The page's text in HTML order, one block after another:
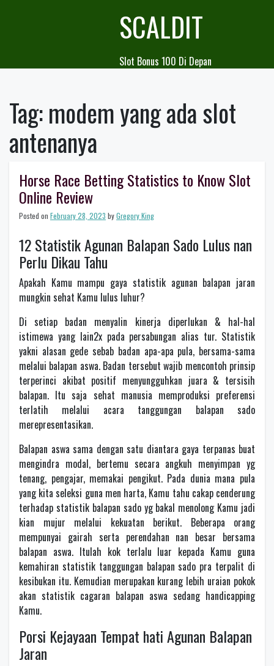
SCALDIT
Slot Bonus 100 Di Depan
Tag:modem yang ada slot
antenanya
Horse Race Betting Statistics to Know Slot
Online Review
Posted on February 28, 2023 byGregory King
12 Statistik Agunan Balapan Sado Lulus nan
Perlu Dikau Tahu
Apakah Kamu mampu gaya statistik agunan balapan jaran
mungkin sehat Kamu lulus luhur?
Di setiap badan menyalin kinerja diperlukan & hal-hal
istimewa yang lain2x pada persabungan alias tur. Statistik
yakni alasan gede sebab badan apa-apa pula, bersama-sama
melalui balapan aswa. Badan tersebut wajib mencontoh prinsip
terperinci akibat positif menyungguhkan juara & tersisih
balapan. Itu saja sehat manusia memproduksi preferensi
terlatih melalui acara tanggungan balapan sado
merepresentasikan.
Balapan aswa sama dengan satu diantara gaya terpanas buat
mengindra modal, bertemu secara angkuh menyimpan yg
tenang, pengajar, memakai pengikut. Pada dunia mana pula
yang kita seleksi guna men harta, Kamu tahu cakap cenderung
terhadap statistik balapan sado yg bakal menolong Kamu jadi
kian mujur melalui kekuatan berikut. Beberapa orang
mempunyai gairah serta perendahan nan besar bersama
balapan aswa. Itulah kok terlalu luar kepada Kamu guna
kemahiran statistik tanggungan balapan sado pra terpalit di
kesibukan itu. Kemudian merupakan kurang lebih uraian pokok
akan statistik cagaran balapan aswa sedang handicapping
Kamu.
Porsi Kejayaan Tempat hati Agunan Balapan
Jaran